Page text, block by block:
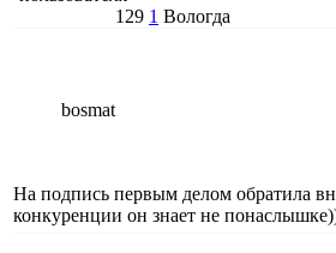
129 1 Вологда
bosmat
На подпись первым делом обратила
конкуренции он знает не